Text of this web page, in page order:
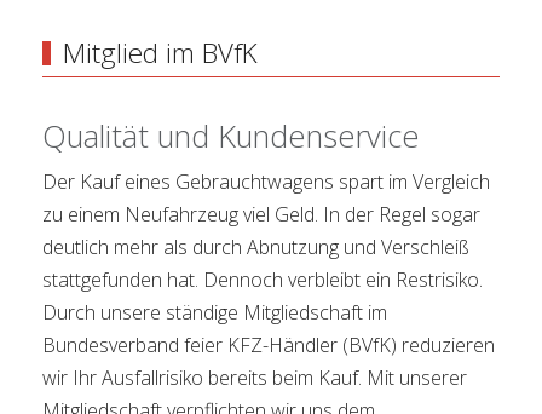
Mitglied im BVfK
Qualität und Kundenservice
Der Kauf eines Gebrauchtwagens spart im Vergleich
zu einem Neufahrzeug viel Geld. In der Regel sogar
deutlich mehr als durch Abnutzung und Verschleiß
stattgefunden hat. Dennoch verbleibt ein Restrisiko.
Durch unsere ständige Mitgliedschaft im
Bundesverband feier KFZ-Händler (BVfK) reduzieren
wir Ihr Ausfallrisiko bereits beim Kauf. Mit unserer